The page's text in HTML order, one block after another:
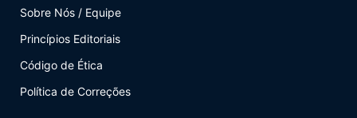
Sobre Nós / Equipe
Princípios Editoriais
Código de Ética
Política de Correções